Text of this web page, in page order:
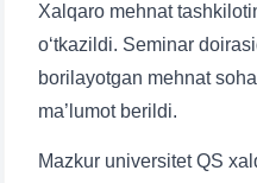
Xalqaro mehnat
o‘tkazildi. Seminar
borilayotgan mehnat
ma’lumot berildi.
Mazkur universitet QS